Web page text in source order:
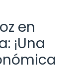
en
¡Una